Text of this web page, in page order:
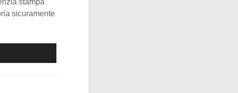
stampa
sicuramente